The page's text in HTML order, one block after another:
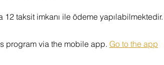
12 taksit imkanı ile ödeme yapılabilmektedir.
program via the mobile app. Go to the app